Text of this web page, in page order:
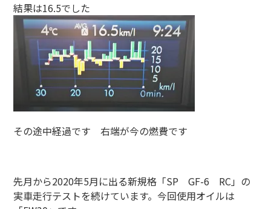
結果は16.5でした
その途中経過です 右端が今の燃費です
先月から2020年5月に出る新規格「SP GF-6 RC」の
実車走行テストを続けています。今回使用オイルは